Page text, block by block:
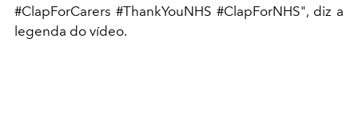
#ClapForCarers #ThankYouNHS #ClapForNHS", diz a
legenda do vídeo.